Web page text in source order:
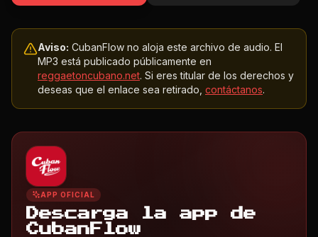
Aviso: CubanFlow no aloja este archivo de audio. El
MP3 está publicado públicamente en
reggaetoncubano.net. Si eres titular de los derechos y
deseas que el enlace sea retirado, contáctanos.
APP OFICIAL
Descarga la app de
CubanFlow